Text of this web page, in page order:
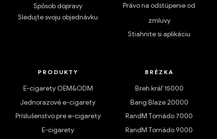
Spôsob dopravy
Sledujte svoju objednávku
Právo na odstúpenie od
zmluvy
Stiahnite si aplikáciu
PRODUKTY
E-cigarety OEM&ODM
Jednorazové e-cigarety
Príslušenstvo pre e-cigarety
E-cigarety
BRÉZKA
Breh kráľ 15000
Bang Blaze 20000
RandM Tornádo 7000
RandM Tornádo 9000